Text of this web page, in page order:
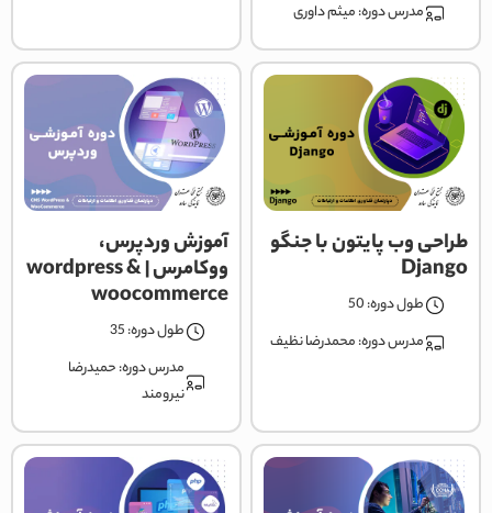
مدرس دوره:میثم داوری
طراحی وب پایتون با جنگو
Django
طول دوره: 50
مدرس دوره:محمدرضا نظیف
آموزش وردپرس،
ووکامرس | wordpress &
woocommerce
طول دوره: 35
مدرس دوره:حمیدرضا
نیرومند